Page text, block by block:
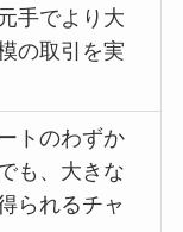
手でより大
の取引を実
トのわずか
も、大きな
られるチャ